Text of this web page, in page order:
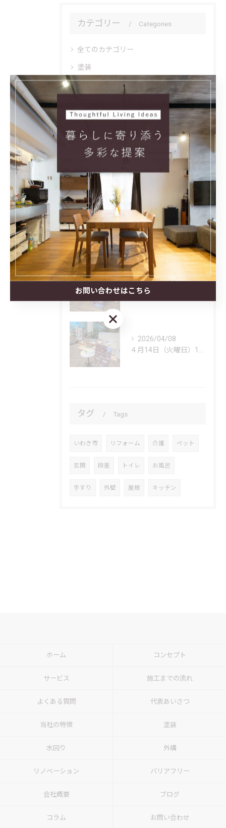
カテゴリー Categories
全てのカテゴリー
塗装
リノベーション
バリアフリー
最近の投稿 Recent Posts
2026/07/18
2026/04/14
2026/04/08
タグ Tags
いわき市 リフォーム 介護 ペット
玄関 段差 トイレ お風呂
手すり 外壁 屋根 キッチン
ホーム コンセプト
サービス 施工までの流れ
よくある質問 代表あいさつ
当社の特徴 塗装
水回り 外構
リノベーション バリアフリー
会社概要 ブログ
コラム お問い合わせ
お問い合わせはこちら
お問い合わせはこちら